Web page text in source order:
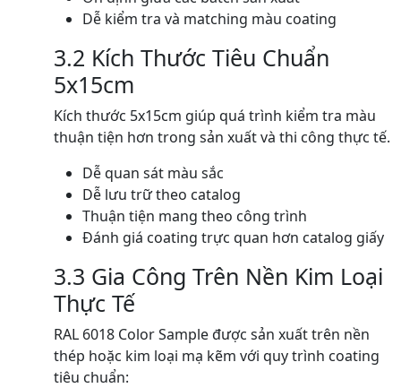
Dễ kiểm tra và matching màu coating
3.2 Kích Thước Tiêu Chuẩn
5x15cm
Kích thước 5x15cm giúp quá trình kiểm tra màu
thuận tiện hơn trong sản xuất và thi công thực tế.
Dễ quan sát màu sắc
Dễ lưu trữ theo catalog
Thuận tiện mang theo công trình
Đánh giá coating trực quan hơn catalog giấy
3.3 Gia Công Trên Nền Kim Loại
Thực Tế
RAL 6018 Color Sample được sản xuất trên nền
thép hoặc kim loại mạ kẽm với quy trình coating
tiêu chuẩn: